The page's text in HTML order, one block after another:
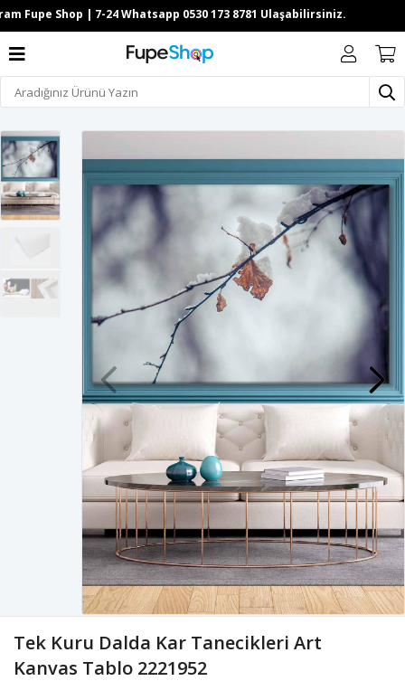
Tek Kuru Dalda Kar Tanecikleri Art
Kanvas Tablo 2221952